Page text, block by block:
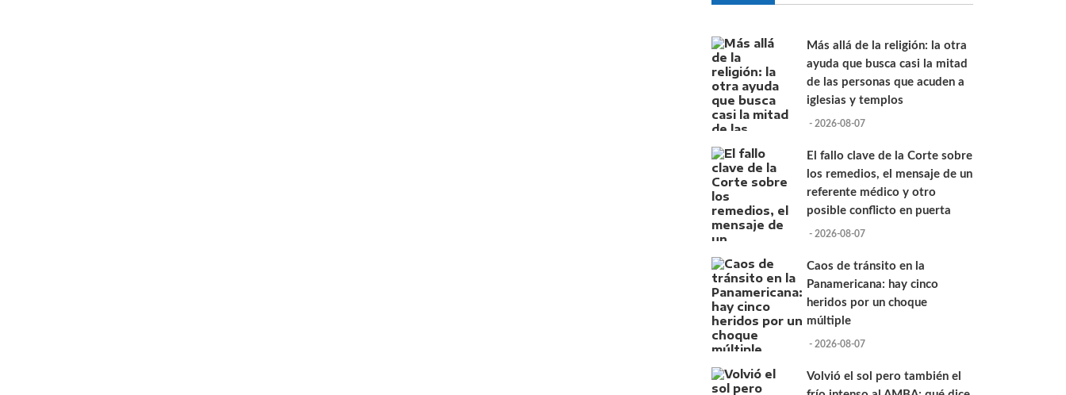
Más allá de la religión: la otra
ayuda que busca casi la mitad
de las personas que acuden a
iglesias y templos
- 2026-08-07
El fallo clave de la Corte sobre
los remedios, el mensaje de un
referente médico y otro
posible conflicto en puerta
- 2026-08-07
Caos de tránsito en la
Panamericana: hay cinco
heridos por un choque
múltiple
- 2026-08-07
Volvió el sol pero también el